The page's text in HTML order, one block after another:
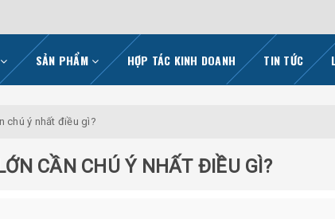
SẢN PHẨM HỢP TÁC KINH DOANH TIN TỨC
chú ý nhất điều gì?
CẦN CHÚ Ý NHẤT ĐIỀU GÌ?